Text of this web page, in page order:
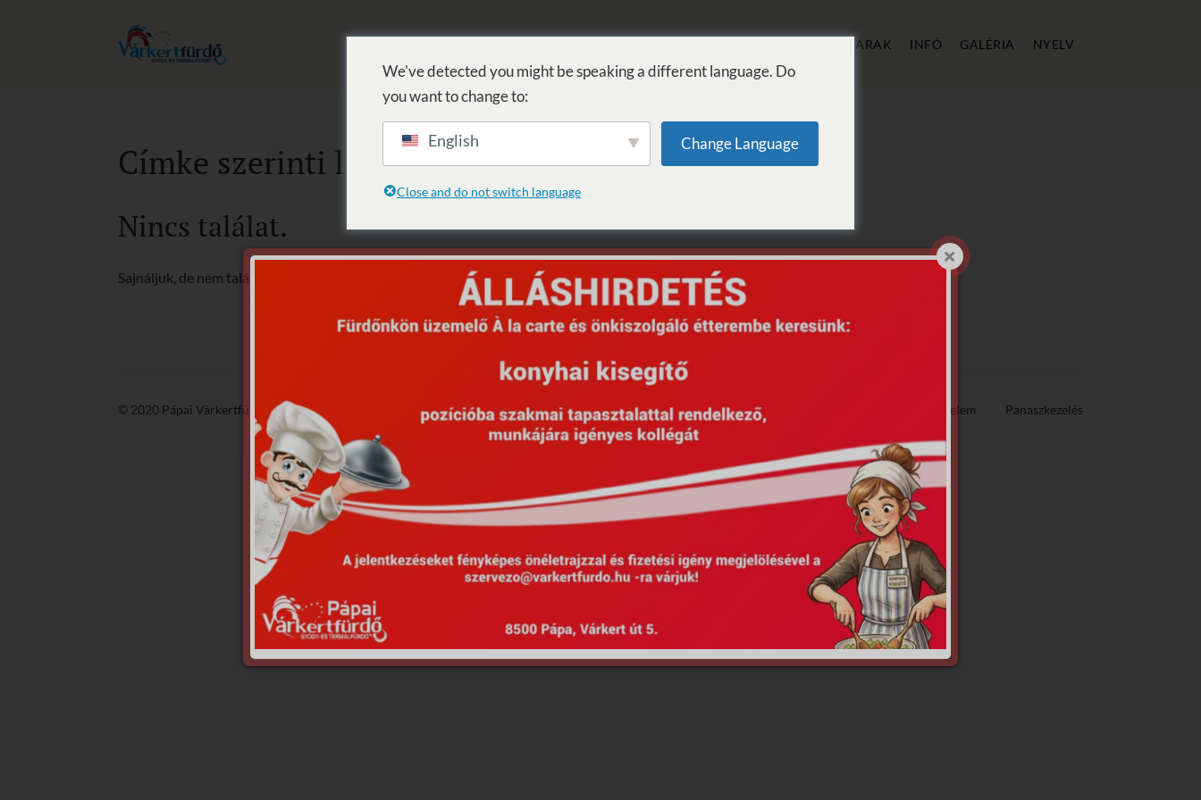
ÁRAK INFÓ GALÉRIA NYELV
Címke szerinti lista: Ügyességi játékok
Nincs találat.
Sajnáljuk, de nem található, amit keresett.
© 2020 Pápai Várkertfürdő -GyGaTech' Hirdetmények EU Projektek Adatvédelem Panaszkezelés
We've detected you might be speaking a different language. Do
you want to change to:
English Change Language
Close and do not switch language